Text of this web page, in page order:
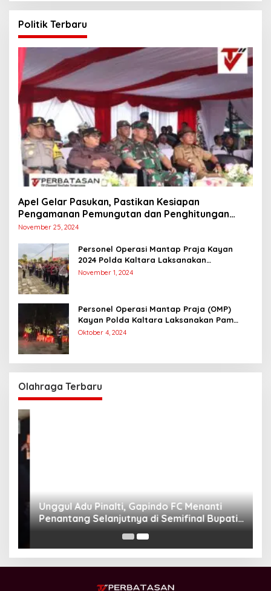
Politik Terbaru
Apel Gelar Pasukan, Pastikan Kesiapan
Pengamanan Pemungutan dan Penghitungan
Suara
November 25, 2024
Personel Operasi Mantap Praja Kayan
2024 Polda Kaltara Laksanakan
Pengamanan Simulasi Pemungutan dan
November 1, 2024
Personel Operasi Mantap Praja (OMP)
Kayan Polda Kaltara Laksanakan Pam
Kampanye Paslon Gubernur dan Wakil
Oktober 4, 2024
Olahraga Terbaru
Unggul Adu Pinalti, Gapindo FC Menanti
Penantang Selanjutnya di Semifinal Bupati
Cup 2024